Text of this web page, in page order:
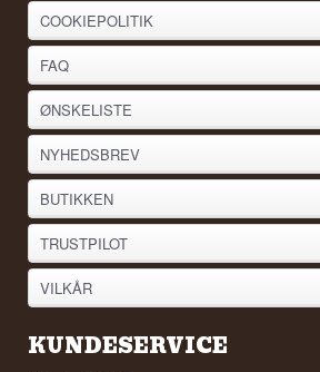
COOKIEPOLITIK
FAQ
ØNSKELISTE
NYHEDSBREV
BUTIKKEN
TRUSTPILOT
VILKÅR
KUNDESERVICE